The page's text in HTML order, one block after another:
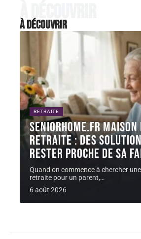
À découvrir
À découvrir
RETRAITE
Seniorhome.fr maison
retraite : des
rester proche de sa
Quand on commence à chercher
retraite pour un parent,…
6 août 2026